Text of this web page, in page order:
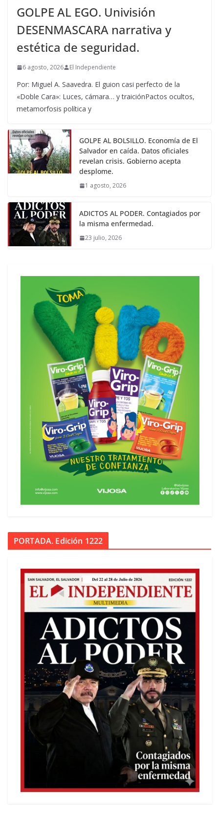
GOLPE AL EGO. Univisión
DESENMASCARA narrativa y
estética de seguridad.
6 agosto, 2026 El Independiente
Por: Miguel A. Saavedra. El guion casi perfecto de la
«Doble Cara»: Luces, cámara… y traiciónPactos ocultos,
metamorfosis política y
GOLPE AL BOLSILLO. Economía de El
Salvador en caída. Datos oficiales
revelan crisis. Gobierno acepta
desplome.
1 agosto, 2026
ADICTOS AL PODER. Contagiados por
la misma enfermedad.
23 julio, 2026
PORTADA. Edición 1222